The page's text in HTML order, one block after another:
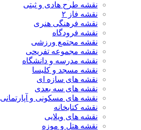
نقشه طرح هادی و ثبتی
نقشه فاز ۲
نقشه فرهنگی هنری
نقشه فرودگاه
نقشه مجتمع ورزشی
نقشه مجموعه تفریحی
نقشه مدرسه و دانشگاه
نقشه مسجد و کلیسا
نقشه های سازه ای
نقشه های سه بعدی
نقشه های مسکونی و آپارتمانی
نقشه کتابخانه
نقشه های ویلایی
نقشه هتل و موزه